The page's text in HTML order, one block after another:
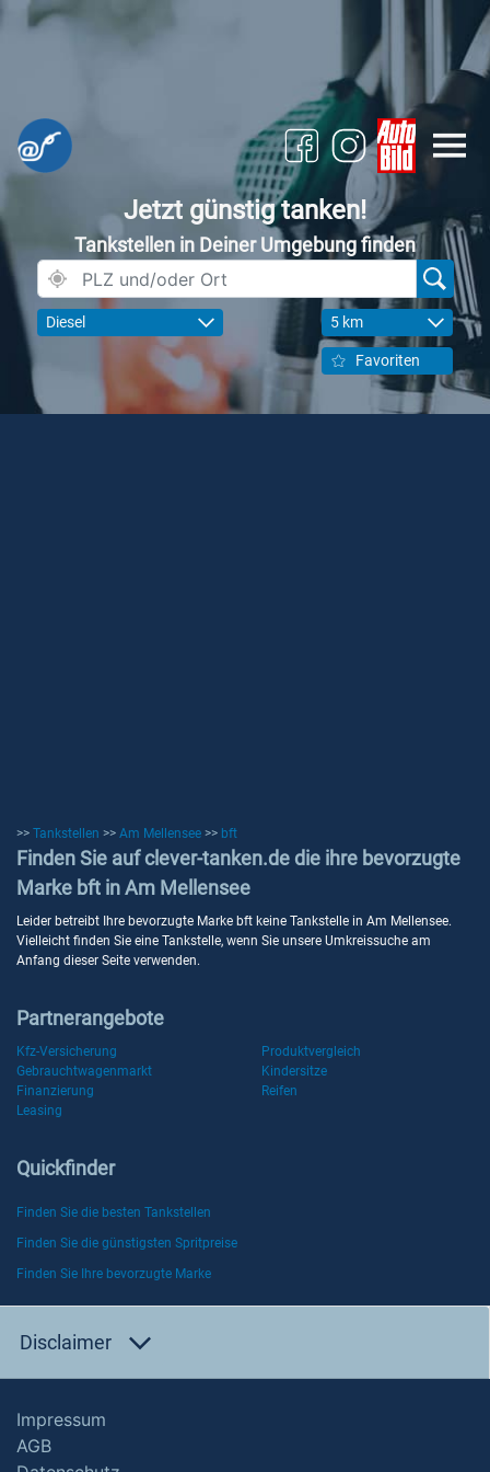
Jetzt günstig tanken!
Tankstellen in Deiner Umgebung finden
Diesel 5 km
Favoriten
>> Tankstellen >> Am Mellensee >> bft
Finden Sie auf clever-tanken.de die ihre bevorzugte
Marke bft in Am Mellensee
Leider betreibt Ihre bevorzugte Marke bft keine Tankstelle in Am Mellensee.
Vielleicht finden Sie eine Tankstelle, wenn Sie unsere Umkreissuche am
Anfang dieser Seite verwenden.
Partnerangebote
Kfz-Versicherung
Produktvergleich
Gebrauchtwagenmarkt
Kindersitze
Finanzierung
Reifen
Leasing
Quickfinder
Finden Sie die besten Tankstellen
Finden Sie die günstigsten Spritpreise
Finden Sie Ihre bevorzugte Marke
Disclaimer
Impressum
AGB